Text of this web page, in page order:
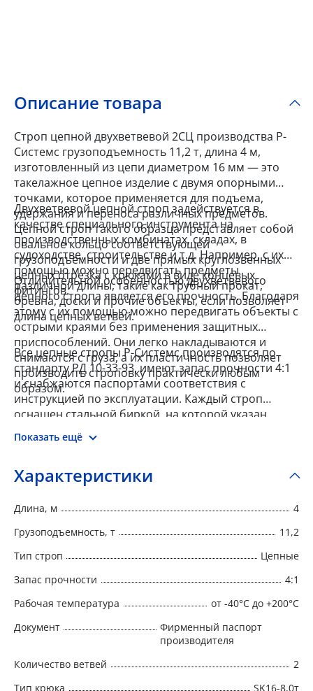
Описание товара
Строп цепной двухветвевой 2СЦ производства Р-
Системс грузоподъемность 11,2 т, длина 4 м,
изготовленный из цепи диаметром 16 мм — это
такелажное цепное изделие с двумя опорными
точками, которое применяется для подъема,
удержания и переноса различных предметов.
Цепной строп такого образца представляет собой
овальное кольцо соответствующей
грузоподъемности и две прямых круглозвенных
цепных отрезка с крюками в виде концевых
фитингов.
Двухветвевой цепной строп задействуется в
качестве специального инструмента на
производственных комбинатах, складах, в
судоходстве, строительстве и т.д. Например, с их
помощью можно передвигать предметы
различной длины, такие как трубный прокат,
бревна, доски и прочие объекты, если позволяет
длина цепных ветвей.
Отличительной особенностью двухветвевого
цепного стропа является его прочность. Благодаря
этому с их помощью можно передвигать объекты с
острыми краями без применения защитных
приспособлений. Они легко накладываются и
снимаются с груза, а их пластичность позволяет
производить строповку практически любым
образом.
Все цепные стропы Р-Системс производятся по
стандарту РД 10-33-93, имеют запас прочности 4:1
и снабжаются паспортами соответствия с
инструкцией по эксплуатации. Каждый строп
оснащен стальной биркой, на которой указан
номер, тип, грузоподъемность, длина, запас
прочности, дата изготовления и наименование
Показать ещё
Характеристики
Длина, м
4
Грузоподъемность, т
11,2
Тип строп
Цепные
Запас прочности
4:1
Рабочая температура
от -40°C до +200°C
Документ
Фирменный паспорт
производителя
Количество ветвей
2
Тип крюка
SK16-8,0т